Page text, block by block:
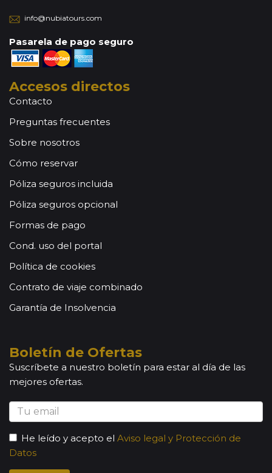
info@nubiatours.com
Pasarela de pago seguro
Accesos directos
Contacto
Preguntas frecuentes
Sobre nosotros
Cómo reservar
Póliza seguros incluida
Póliza seguros opcional
Formas de pago
Cond. uso del portal
Política de cookies
Contrato de viaje combinado
Garantía de Insolvencia
Boletín de Ofertas
Suscríbete a nuestro boletín para estar al día de las
mejores ofertas.
He leído y acepto el Aviso legal y Protección de
Datos